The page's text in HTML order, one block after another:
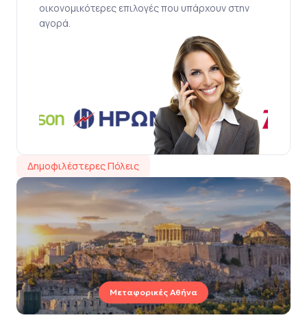
οικονομικότερες επιλογές που υπάρχουν στην
αγορά.
Δημοφιλέστερες Πόλεις
Μεταφορικές Αθήνα